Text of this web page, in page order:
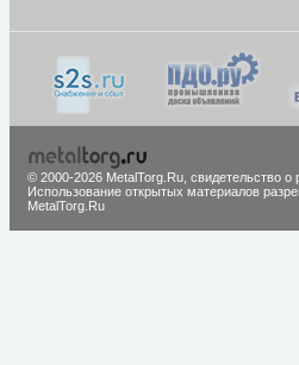
© 2000-2026 MetalTorg.Ru, cвидетельство
Использование открытых материалов
MetalTorg.Ru